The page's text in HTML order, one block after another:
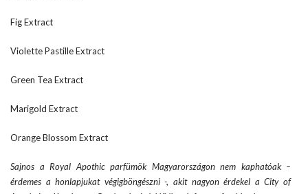
Fig Extract
Violette Pastille Extract
Green Tea Extract
Marigold Extract
Orange Blossom Extract
Sajnos a Royal Apothic parfümök Magyarországon nem kaphatóak –
érdemes a honlapjukat végigböngészni -, akit nagyon érdekel a City of